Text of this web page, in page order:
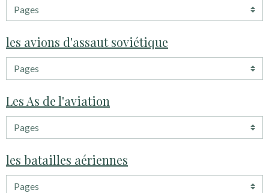
les avions d'assaut soviétique
Les As de l'aviation
les batailles aériennes